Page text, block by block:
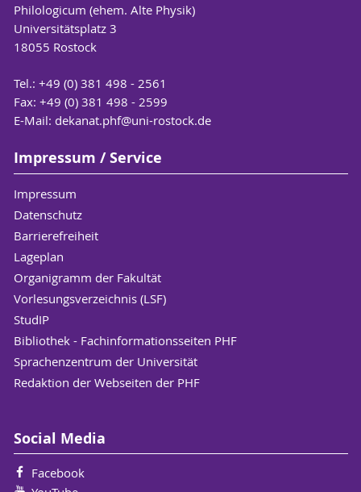
Philologicum (ehem. Alte Physik)
Universitätsplatz 3
18055 Rostock
Tel.: +49 (0) 381 498 - 2561
Fax: +49 (0) 381 498 - 2599
E-Mail: dekanat.phf@uni-rostock.de
Impressum / Service
Impressum
Datenschutz
Barrierefreiheit
Lageplan
Organigramm der Fakultät
Vorlesungsverzeichnis (LSF)
StudIP
Bibliothek - Fachinformationsseiten PHF
Sprachenzentrum der Universität
Redaktion der Webseiten der PHF
Social Media
Facebook